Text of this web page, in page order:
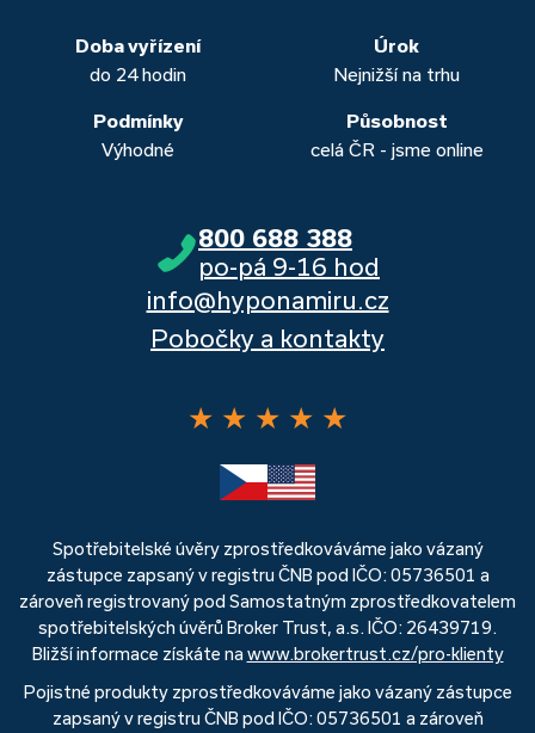
banka, Moneta a Raiffeisenbank.
obou případech najdou výhodné řešení, které “utáhnete”.
Doba vyřízení
do 24 hodin
Úrok
Nejnižší na trhu
Podmínky
Výhodné
Působnost
celá ČR - jsme online
800 688 388
po-pá 9-16 hod
info@hyponamiru.cz
Pobočky a kontakty
★ ★ ★ ★ ★
Spotřebitelské úvěry zprostředkováváme jako vázaný
zástupce zapsaný v registru ČNB pod IČO: 05736501 a
zároveň registrovaný pod Samostatným zprostředkovatelem
spotřebitelských úvěrů Broker Trust, a.s. IČO: 26439719.
Bližší informace získáte na www.brokertrust.cz/pro-klienty
Pojistné produkty zprostředkováváme jako vázaný zástupce
zapsaný v registru ČNB pod IČO: 05736501 a zároveň